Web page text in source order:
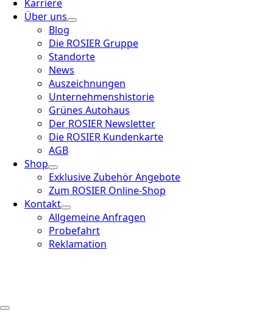
Karriere
Über uns
Blog
Die ROSIER Gruppe
Standorte
News
Auszeichnungen
Unternehmenshistorie
Grünes Autohaus
Der ROSIER Newsletter
Die ROSIER Kundenkarte
AGB
Shop
Exklusive Zubehör Angebote
Zum ROSIER Online-Shop
Kontakt
Allgemeine Anfragen
Probefahrt
Reklamation